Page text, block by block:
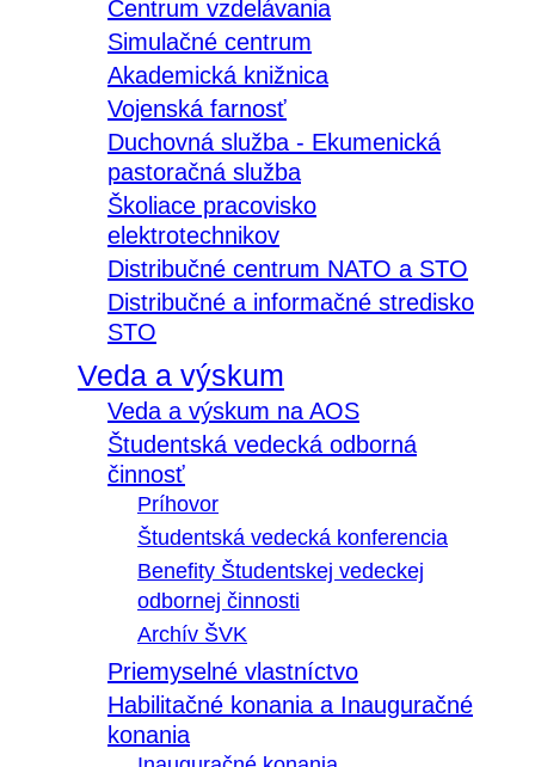
Centrum vzdelávania
Simulačné centrum
Akademická knižnica
Vojenská farnosť
Duchovná služba - Ekumenická
pastoračná služba
Školiace pracovisko
elektrotechnikov
Distribučné centrum NATO a STO
Distribučné a informačné stredisko
STO
Veda a výskum
Veda a výskum na AOS
Študentská vedecká odborná
činnosť
Príhovor
Študentská vedecká konferencia
Benefity Študentskej vedeckej
odbornej činnosti
Archív ŠVK
Priemyselné vlastníctvo
Habilitačné konania a Inauguračné
konania